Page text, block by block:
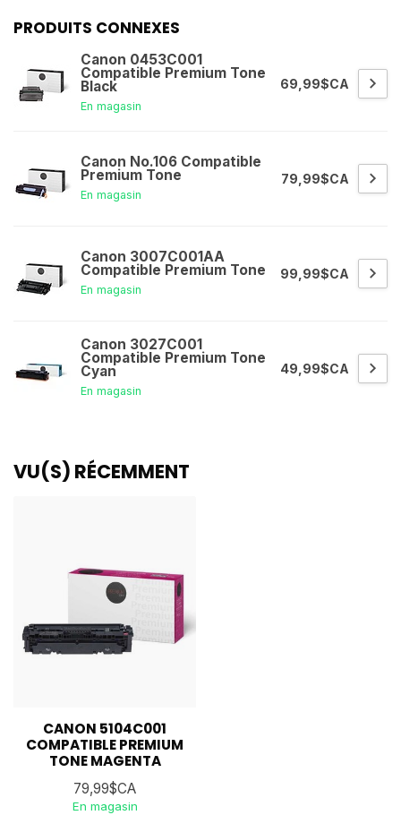
PRODUITS CONNEXES
Canon 0453C001
Compatible Premium Tone
Black
En magasin
69,99$CA
Canon No.106 Compatible
Premium Tone
En magasin
79,99$CA
Canon 3007C001AA
Compatible Premium Tone
En magasin
99,99$CA
Canon 3027C001
Compatible Premium Tone
Cyan
En magasin
49,99$CA
VU(S) RÉCEMMENT
CANON 5104C001
COMPATIBLE PREMIUM
TONE MAGENTA
79,99$CA
En magasin